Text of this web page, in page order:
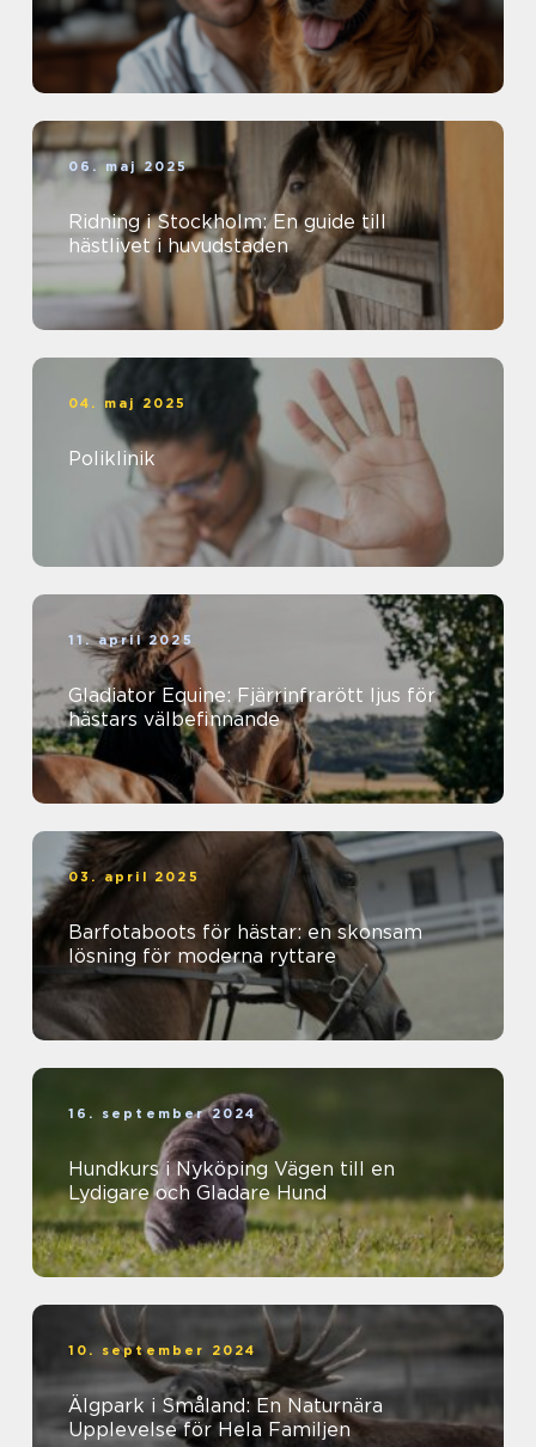
06. maj 2025
Ridning i Stockholm: En guide till
hästlivet i huvudstaden
04. maj 2025
Poliklinik
11. april 2025
Gladiator Equine: Fjärrinfrarött ljus för
hästars välbefinnande
03. april 2025
Barfotaboots för hästar: en skonsam
lösning för moderna ryttare
16. september 2024
Hundkurs i Nyköping Vägen till en
Lydigare och Gladare Hund
10. september 2024
Älgpark i Småland: En Naturnära
Upplevelse för Hela Familjen